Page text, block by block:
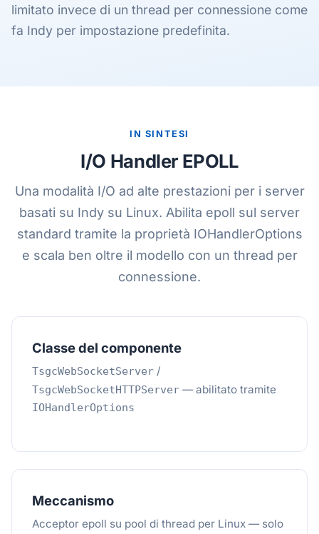
limitato invece di un thread per connessione come
fa Indy per impostazione predefinita.
IN SINTESI
I/O Handler EPOLL
Una modalità I/O ad alte prestazioni per i server
basati su Indy su Linux. Abilita epoll sul server
standard tramite la proprietà IOHandlerOptions
e scala ben oltre il modello con un thread per
connessione.
Classe del componente
TsgcWebSocketServer /
TsgcWebSocketHTTPServer — abilitato tramite
IOHandlerOptions
Meccanismo
Acceptor epoll su pool di thread per Linux — solo